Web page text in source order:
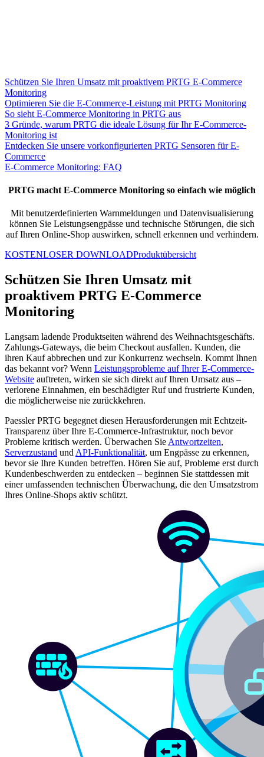
Schützen Sie Ihren Umsatz mit proaktivem PRTG E-Commerce
Monitoring
Optimieren Sie die E-Commerce-Leistung mit PRTG Monitoring
So sieht E-Commerce Monitoring in PRTG aus
3 Gründe, warum PRTG die ideale Lösung für Ihr E-Commerce-
Monitoring ist
Entdecken Sie unsere vorkonfigurierten PRTG Sensoren für E-
Commerce
E-Commerce Monitoring: FAQ
PRTG macht E-Commerce Monitoring so einfach wie möglich
Mit benutzerdefinierten Warnmeldungen und Datenvisualisierung
können Sie Leistungsengpässe und technische Störungen, die sich
auf Ihren Online-Shop auswirken, schnell erkennen und verhindern.
KOSTENLOSER DOWNLOADProduktübersicht
Schützen Sie Ihren Umsatz mit
proaktivem PRTG E-Commerce
Monitoring
Langsam ladende Produktseiten während des Weihnachtsgeschäfts.
Zahlungs-Gateways, die beim Checkout ausfallen. Kunden, die
ihren Kauf abbrechen und zur Konkurrenz wechseln. Kommt Ihnen
das bekannt vor? Wenn Leistungsprobleme auf Ihrer E-Commerce-
Website auftreten, wirken sie sich direkt auf Ihren Umsatz aus –
verlorene Einnahmen, ein beschädigter Ruf und frustrierte Kunden,
die möglicherweise nie zurückkehren.
Paessler PRTG begegnet diesen Herausforderungen mit Echtzeit-
Transparenz über Ihre E-Commerce-Infrastruktur, noch bevor
Probleme kritisch werden. Überwachen Sie Antwortzeiten,
Serverzustand und API-Funktionalität, um Engpässe zu erkennen,
bevor sie Ihre Kunden betreffen. Hören Sie auf, Probleme erst durch
Kundenbeschwerden zu entdecken – beginnen Sie stattdessen mit
einer umfassenden technischen Überwachung, die den Umsatzstrom
Ihres Online-Shops aktiv schützt.